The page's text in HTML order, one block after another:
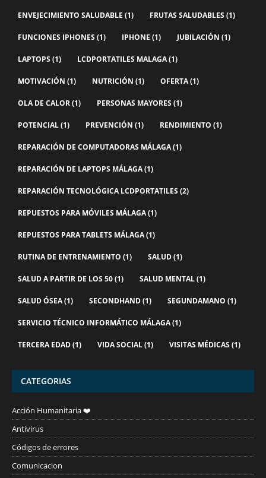
ENVEJECIMIENTO SALUDABLE (1) FRUTAS SALUDABLES (1)
FUNCIONES IPHONES (1) IPHONE (1) JUBILACIÓN (1)
LAPTOPS (1) LCDPORTATILES MALAGA(1)
MOTIVACIÓN (1) NUTRICIÓN (1) OFERTA(1)
OLA DE CALOR(1) PERSONAS MAYORES (1)
POTENCIAL(1) PREVENCIÓN (1) RENDIMIENTO (1)
REPARACIÓN DE COMPUTADORAS MÁLAGA(1)
REPARACIÓN DE LAPTOPS MÁLAGA(1)
REPARACIÓN TECNOLÓGICA LCDPORTATILES (2)
REPUESTOS PARA MÓVILES MÁLAGA(1)
REPUESTOS PARA TABLETS MÁLAGA(1)
RUTINA DE ENTRENAMIENTO (1) SALUD(1)
SALUD A PARTIR DE LOS 50(1) SALUD MENTAL(1)
SALUD ÓSEA(1) SECONDHAND(1) SEGUNDAMANO (1)
SERVICIO TÉCNICO INFORMÁTICO MÁLAGA(1)
TERCERA EDAD(1) VIDA SOCIAL(1) VISITAS MÉDICAS (1)
CATEGORIAS
Acción Humanitaria ❤️
Antivirus
Códigos de errores
Comunicacion